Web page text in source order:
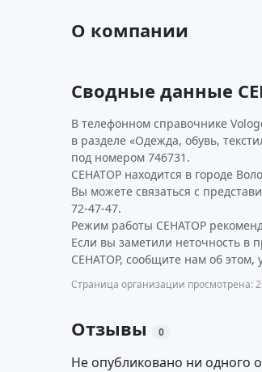
О компании
Сводные данные
В телефонном справочнике
в разделе «Одежда, обувь,
под номером 746731.
СЕНАТОР находится в городе
Вы можете связаться с
72-47-47.
Режим работы СЕНАТОР
Если вы заметили неточность в
СЕНАТОР, сообщите нам об
Страница организации просмотрена:
Отзывы 0
Не опубликовано ни одного